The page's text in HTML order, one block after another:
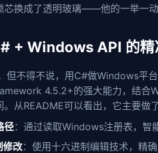
芯换成了透明玻璃——他的一举一
+ Windows API 的精
但不得不说，用C#做Windows平
4.5.2+的强大能力，结合
从README可以看出，它主要做
径：通过读取Windows注册表，智
修改：使用十六进制编辑技术，精